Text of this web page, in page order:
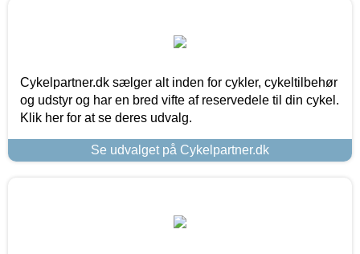
Cykelpartner.dk sælger alt inden for cykler, cykeltilbehør
og udstyr og har en bred vifte af reservedele til din cykel.
Klik her for at se deres udvalg.
Se udvalget på Cykelpartner.dk